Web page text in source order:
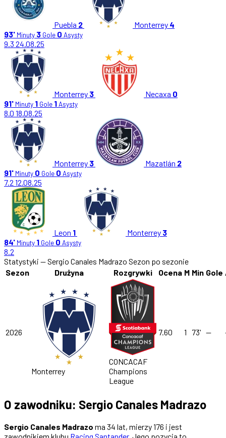
Puebla 2 Monterrey 4
93' Minuty 3 Gole 0 Asysty
9.3 24.08.25
Monterrey 3 Necaxa 0
91' Minuty 1 Gole 1Asysty
8.0 18.08.25
Monterrey 3 Mazatlán 2
91' Minuty 0 Gole 0 Asysty
7.2 12.08.25
Leon 1 Monterrey 3
84' Minuty 1 Gole 0 Asysty
8.2
Statystyki — Sergio Canales Madrazo Sezon po sezonie
Sezon
Drużyna Rozgrywki Ocena M Min Gole
2026
Monterrey
CONCACAF
Champions
League
7.60 1 73' —
O zawodniku: Sergio Canales Madrazo
Sergio Canales Madrazo ma 34 lat, mierzy 176 i jest
zawodnikiem klubu Racing Santander. Jego pozycja to